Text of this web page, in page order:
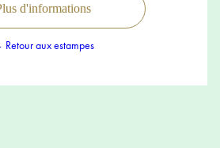
d'informations
Retour aux estampes